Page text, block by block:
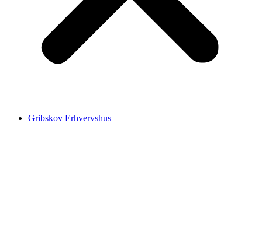
Gribskov Erhvervshus